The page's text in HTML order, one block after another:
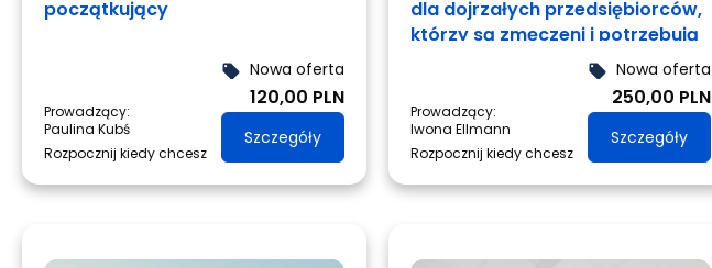
początkujący
Prowadzący:
Paulina Kubś
Rozpocznij kiedy chcesz
local_offer Nowa oferta
120,00 PLN
Szczegóły
dla dojrzałych przedsiębiorców,
którzy są zmęczeni i potrzebują
Prowadzący:
Iwona Ellmann
Rozpocznij kiedy chcesz
local_offer Nowa oferta
250,00 PLN
Szczegóły